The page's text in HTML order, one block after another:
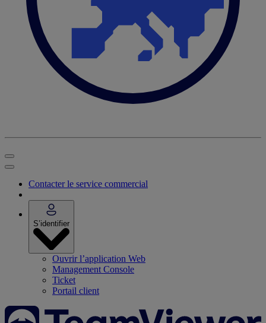
Contacter le service commercial
S’identifier
Ouvrir l’application Web
Management Console
Ticket
Portail client